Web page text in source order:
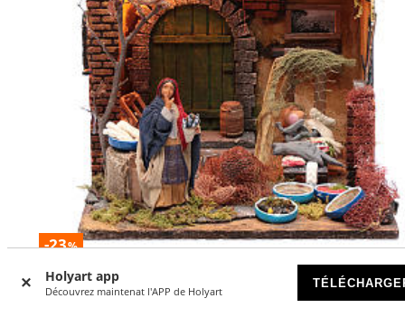
Holyart app
Découvrez maintenat l'APP de Holyart
-23%
Mouvement crèche scène poissonnière